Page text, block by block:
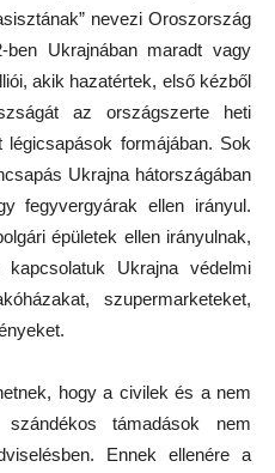
nevezi Oroszország
ben Ukrajnában maradt vagy
akik hazatértek, első kézből
az országszerte heti
légicsapások formájában. Sok
Ukrajna hátországában
fegyvergyárak ellen irányul.
épületek ellen irányulnak,
Ukrajna védelmi
szupermarketeket,
hogy a civilek és a nem
támadások nem
Ennek ellenére a